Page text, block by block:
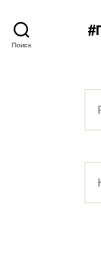
Поиск